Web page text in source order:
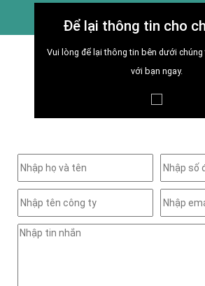
Để lại thông tin cho
Vui lòng để lại thông tin bên dưới
với bạn ngay.